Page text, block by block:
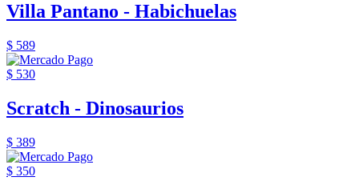
Villa Pantano - Habichuelas
$ 589
$ 530
Scratch - Dinosaurios
$ 389
$ 350